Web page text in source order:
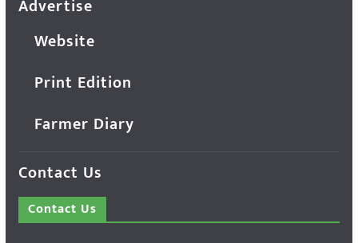
Advertise
Website
Print Edition
Farmer Diary
Contact Us
Contact Us